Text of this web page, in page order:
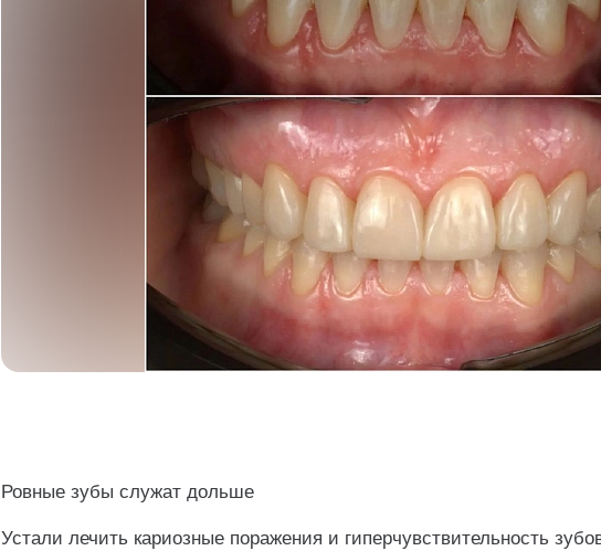
Ровные зубы служат дольше
Устали лечить кариозные поражения и гиперчувствительность